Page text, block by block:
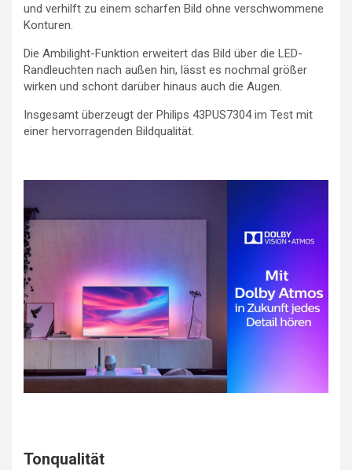
und verhilft zu einem scharfen Bild ohne verschwommene
Konturen.
Die Ambilight-Funktion erweitert das Bild über die LED-
Randleuchten nach außen hin, lässt es nochmal größer
wirken und schont darüber hinaus auch die Augen.
Insgesamt überzeugt der Philips 43PUS7304 im Test mit
einer hervorragenden Bildqualität.
Tonqualität